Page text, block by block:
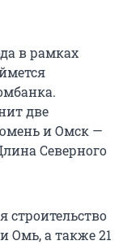
в рамках
две
и Омск —
Северного
строительство
Омь, а также 21